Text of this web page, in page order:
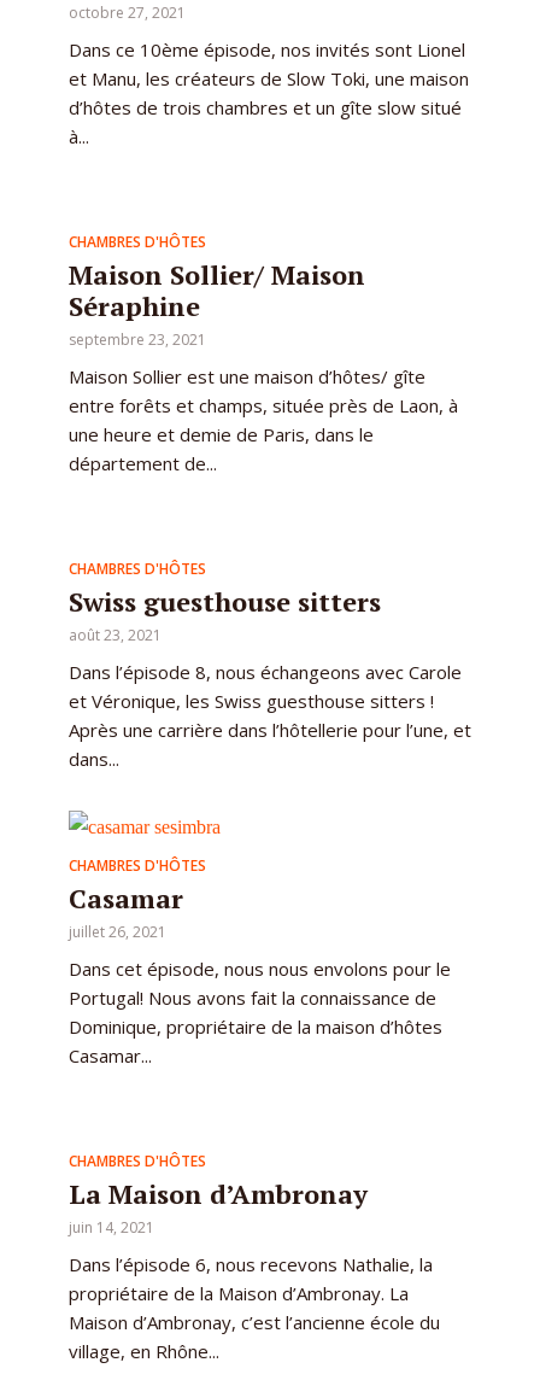
octobre 27, 2021
Dans ce 10ème épisode, nos invités sont Lionel
et Manu, les créateurs de Slow Toki, une maison
d’hôtes de trois chambres et un gîte slow situé
à...
CHAMBRES D'HÔTES
Maison Sollier/ Maison
Séraphine
septembre 23, 2021
Maison Sollier est une maison d’hôtes/ gîte
entre forêts et champs, située près de Laon, à
une heure et demie de Paris, dans le
département de...
CHAMBRES D'HÔTES
Swiss guesthouse sitters
août 23, 2021
Dans l’épisode 8, nous échangeons avec Carole
et Véronique, les Swiss guesthouse sitters !
Après une carrière dans l’hôtellerie pour l’une, et
dans...
CHAMBRES D'HÔTES
Casamar
juillet 26, 2021
Dans cet épisode, nous nous envolons pour le
Portugal! Nous avons fait la connaissance de
Dominique, propriétaire de la maison d’hôtes
Casamar...
CHAMBRES D'HÔTES
La Maison d’Ambronay
juin 14, 2021
Dans l’épisode 6, nous recevons Nathalie, la
propriétaire de la Maison d’Ambronay. La
Maison d’Ambronay, c’est l’ancienne école du
village, en Rhône...